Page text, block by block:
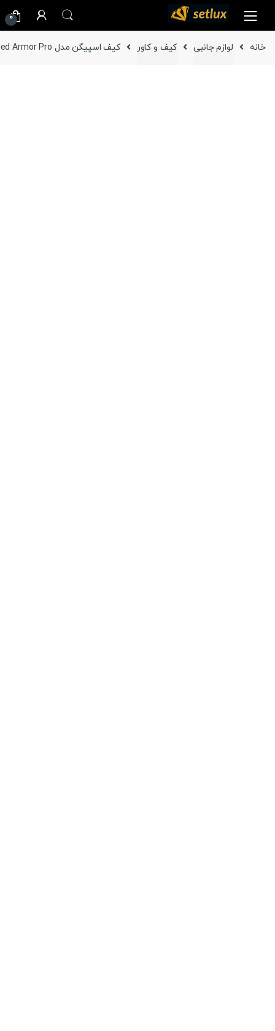
navigation
content
0
خانه لوازم جانبی کیف و کاور کیف اسپیگن مدل Rugged Armor Pro تبلت سامسونگ Galaxy Tab S11 -11 inch